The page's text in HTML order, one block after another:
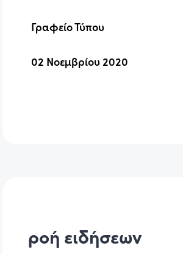
Γραφείο Τύπου
02 Νοεμβρίου 2020
ροή ειδήσεων